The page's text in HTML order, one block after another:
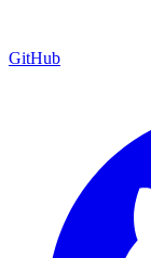
GitHub